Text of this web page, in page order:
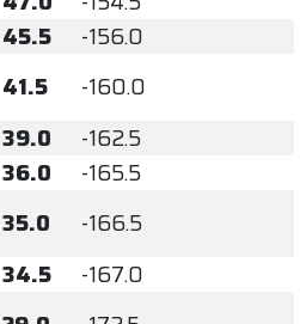
45.5
-156.0
41.5
-160.0
39.0
-162.5
36.0
-165.5
35.0
-166.5
34.5
-167.0